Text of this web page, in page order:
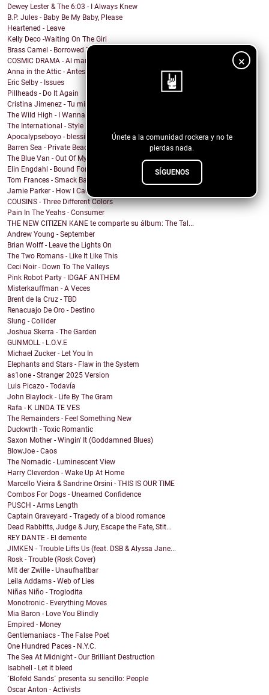
×
Únete a la comunidad rockera y no te
pierdas nada.
SÍGUENOS
Dewey Lester & The 6:03 - I Always Knew
B.P. Jules - Baby Be My Baby, Please
Heartened - Leave
Kelly Deco -Waiting On The Girl
Brass Camel - Borrowed Time
COSMIC DRAMA - Al margen
Anna in the Attic - Antes de dormir
Eric Selby - Issues
Pillheads - Do It Again
Cristina Jimenez - Tu mirada
The Wild High - I Wanna Get Paid
The International - Style Half a Heart
Apocalypseboyo - blessings
Barren Sea - Private Beaches
The Blue Van - Out Of My Head
Elin Engdahl - Bound For Glory (Håkan Hellström C...
Tom Frances - Smack Back
Jamie Parker - How I Caught the Moon
COUSINS - Three Different Colors
Pain In The Yeahs - Consumer
THE NEW CITIZEN KANE te comparte su álbum: The Tal...
Andrew Young - September
Brian Wolff - Leave the Lights On
The Two Romans - Like It Like This
Ceci Noir - Down To The Valleys
Pink Robot Party - IDGAF ANTHEM
Misterkauffman - A Veces
Brent de la Cruz - TBD
Renacuajo De Oro - Destino
Slung - Collider
Joshua Skerra - The Garden
GUNMOLL - L.O.V.E
Michael Zucker - Let You In
Elephants and Stars - Flaw in the System
as1one - Stranger 2025 Version
Luis Picazo - Todavía
John Blaylock - Life By The Gram
Rafa - K LINDA TE VES
The Remainders - Feel Something New
Duckwrth - Toxic Romantic
Saxon Mother - Wingin' It (Goddamned Blues)
BlowJoe - Caos
The Nomadic - Luminescent View
Harry Cleverdon - Wake Up At Home
Marcello Vieira & Sandrine Orsini - THIS IS OUR TIME
Combos For Dogs - Unearned Confidence
PUSCH - Arms Length
Captain Graveyard - Tragedy of a blood romance
Dead Rabbitts, Judge & Jury, Escape the Fate, Stit...
REY DANTE - El demente
JIMKEN - Trouble Lifts Us (feat. DSB & Alyssa Jane...
Rosk - Trouble (Rosk Cover)
Mit der Zwille - Unaufhaltbar
Leila Addams - Web of Lies
Niñas Niño - Troglodita
Monotronic - Everything Moves
Mia Baron - Love You Blindly
Empired - Money
Gentlemaniacs - The False Poet
One Hundred Paces - N.Y.C.
The Sea At Midnight - Our Brilliant Destruction
Isabhell - Let it bleed
´Blofeld Sands´ presenta su sencillo: People
Oscar Anton - Activists